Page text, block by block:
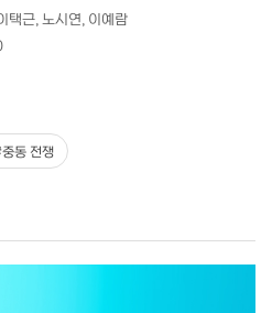
택근, 노시연, 이예람
중동 전쟁